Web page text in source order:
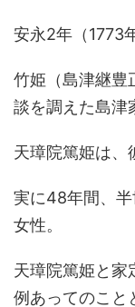
安永2年（1773
竹姫（島津継豊
談を調えた島津
天璋院篤姫は、
実に48年間、
女性。
天璋院篤姫と家
例あってのこと